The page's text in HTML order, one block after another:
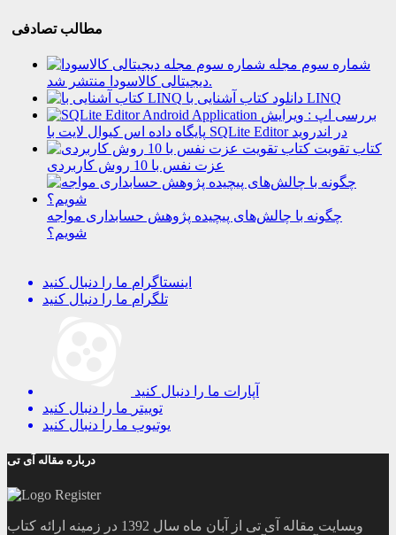
مطالب تصادفی
شماره سوم مجله
دیجیتالی کالاسودا منتشر شد.
دانلود کتاب آشنایی با LINQ
بررسی اپ : ویرایش
پایگاه داده اس کیوال لایت با SQLite Editor در اندروید
کتاب تقویت
عزت نفس با 10 روش کاربردی
چگونه با چالش‌های پیچیده پژوهش حسابداری مواجه‌
شویم؟
اینستاگرام ما را دنبال کنید
تلگرام ما را دنبال کنید
آپارات ما را دنبال کنید
توییتر ما را دنبال کنید
یوتیوب ما را دنبال کنید
درباره مقاله آی تی
وبسایت مقاله آی تی از آبان ماه سال 1392 در زمینه ارائه کتاب